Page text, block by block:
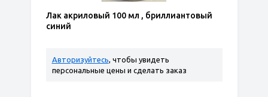
Лак акриловый 100 мл , бриллиантовый
синий
Авторизуйтесь, чтобы увидеть
персональные цены и сделать заказ